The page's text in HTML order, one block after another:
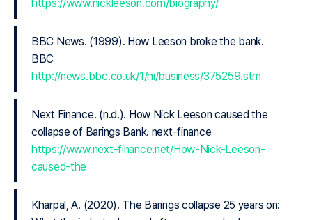
https://www.nickleeson.com/biography/
BBC News. (1999). How Leeson broke the bank.
BBC
http://news.bbc.co.uk/1/hi/business/375259.stm
Next Finance. (n.d.). How Nick Leeson caused the
collapse of Barings Bank. next-finance
https://www.next-finance.net/How-Nick-Leeson-
caused-the
Kharpal, A. (2020). The Barings collapse 25 years on: